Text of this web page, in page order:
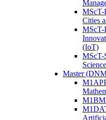
MScT-
Cities
MScT-
(IoT)
MScT-
Master
M1BM